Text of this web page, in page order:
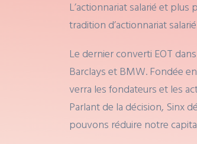
L’actionnariat salarié et
tradition d’actionnariat
Le dernier converti EOT
Barclays et BMW. Fondée
verra les fondateurs et les
Parlant de la décision, Sinx
pouvons réduire notre